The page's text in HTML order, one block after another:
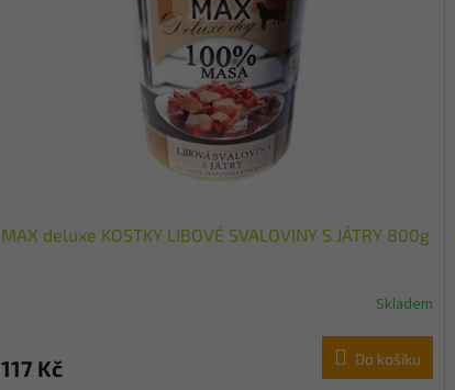
MAX deluxe KOSTKY LIBOVÉ SVALOVINY S JÁTRY 800g
Skladem
117 Kč Do košíku